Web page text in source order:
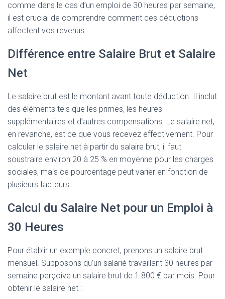
comme dans le cas d’un emploi de 30 heures par semaine,
il est crucial de comprendre comment ces déductions
affectent vos revenus.
Différence entre Salaire Brut et Salaire
Net
Le salaire brut est le montant avant toute déduction. Il inclut
des éléments tels que les primes, les heures
supplémentaires et d’autres compensations. Le salaire net,
en revanche, est ce que vous recevez effectivement. Pour
calculer le salaire net à partir du salaire brut, il faut
soustraire environ 20 à 25 % en moyenne pour les charges
sociales, mais ce pourcentage peut varier en fonction de
plusieurs facteurs.
Calcul du Salaire Net pour un Emploi à
30 Heures
Pour établir un exemple concret, prenons un salaire brut
mensuel. Supposons qu’un salarié travaillant 30 heures par
semaine perçoive un salaire brut de 1 800 € par mois. Pour
obtenir le salaire net :